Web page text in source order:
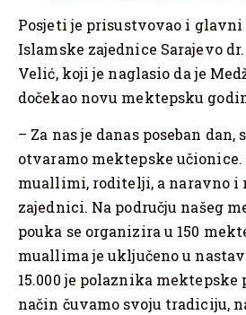
Posjeti je prisustvovao i
Islamske zajednice Sarajevo
Velić, koji je naglasio da je
dočekao novu mektepsku
– Za nas je danas poseban dan,
otvaramo mektepske učionice.
muallimi, roditelji, a naravno i
zajednici. Na području našeg
pouka se organizira u 150
muallima je uključeno u
15.000 je polaznika mektepske
način čuvamo svoju tradiciju,